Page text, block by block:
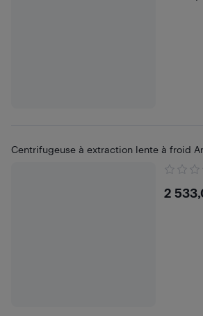
Centrifugeuse à extraction lente à froid
2